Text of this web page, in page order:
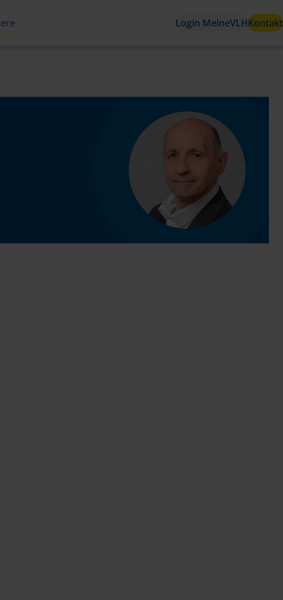
Login MeineVLHKontakt